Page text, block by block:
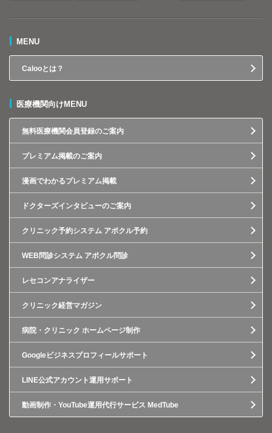
MENU
Calooとは？
医療機関向けMENU
無料医療機関会員登録のご案内
プレミアム掲載のご案内
漫画でわかるプレミアム掲載
ドクターズインタビューのご案内
クリニック予約システム アポクル予約
WEB問診システム アポクル問診
レセコンアナライザー
クリニック経営マガジン
病院・クリニック ホームページ制作
Googleビジネスプロフィールサポート
LINE公式アカウント運用サポート
動画制作・YouTube運用代行サービス MedTube